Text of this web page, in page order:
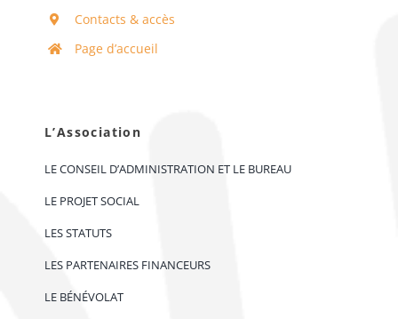
Contacts & accès
Page d’accueil
L’Association
LE CONSEIL D’ADMINISTRATION ET LE BUREAU
LE PROJET SOCIAL
LES STATUTS
LES PARTENAIRES FINANCEURS
LE BÉNÉVOLAT